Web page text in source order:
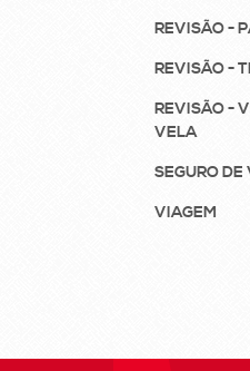
REVISÃO -
REVISÃO -
REVISÃO -
VELA
SEGURO DE
VIAGEM